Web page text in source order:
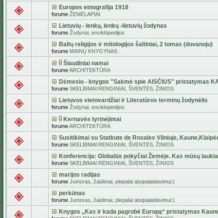
Europos etnografija 1918
forume ŽEMĖLAPIAI
Lietuvių - lenkų, lenkų -lietuvių žodynas
forume Žodynai, enciklopedijos
Baltų religijos ir mitologijos šaltiniai, 2 tomas (dovanoju)
forume MAINŲ KNYGYNAS
Šiaudiniai namai
forumeARCHITEKTŪRA
Dėmesio - knygos "Sakmė spie AISČIUS" pristatymas
forume SKELBIMAI:RENGINIAI, ŠVENTĖS, ŽINIOS
Lietuvos vietovardžiai ir Literatūros terminų žodynėlis
forume Žodynai, enciklopedijos
Kernavės tyrinėjimai
forumeARCHITEKTŪRA
Susitikimai su Statkute de Rosales Vilniuje,
forume SKELBIMAI:RENGINIAI, ŠVENTĖS, ŽINIOS
Konferencija: Globalūs pokyčiai Žemėje. Kas mūsų
forume SKELBIMAI:RENGINIAI, ŠVENTĖS, ŽINIOS
marijos radijas
forume Jumoras, žaidimai, plepalai atsipalaidavimui:)
perkūnas
forume Jumoras, žaidimai, plepalai atsipalaidavimui:)
Knygos „Kas ir kada pagrobė Europą“ pristatymas